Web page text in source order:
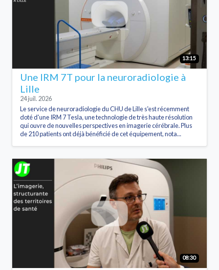
13:15
Une IRM 7T pour la neuroradiologie à
Lille
24 juil. 2026
Le service de neuroradiologie du CHU de Lille s'est récemment
doté d'une IRM 7 Tesla, une technologie de très haute résolution
qui ouvre de nouvelles perspectives en imagerie cérébrale. Plus
de 210 patients ont déjà bénéficié de cet équipement, nota...
08:30